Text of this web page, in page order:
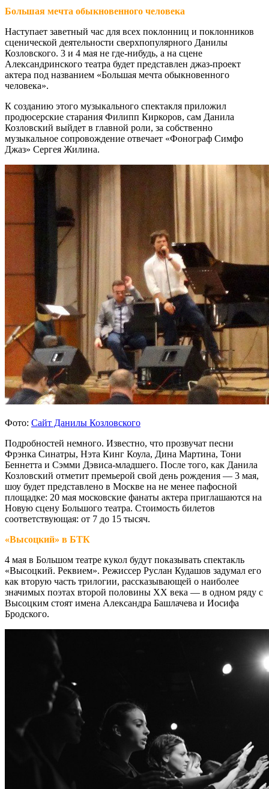
Большая мечта обыкновенного человека
Наступает заветный час для всех поклонниц и поклонников
сценической деятельности сверхпопулярного Данилы
Козловского. 3 и 4 мая не где-нибудь, а на сцене
Александринского театра будет представлен джаз-проект
актера под названием «Большая мечта обыкновенного
человека».
К созданию этого музыкального спектакля приложил
продюсерские старания Филипп Киркоров, сам Данила
Козловский выйдет в главной роли, за собственно
музыкальное сопровождение отвечает «Фонограф Симфо
Джаз» Сергея Жилина.
Фото: Сайт Данилы Козловского
Подробностей немного. Известно, что прозвучат песни
Фрэнка Синатры, Нэта Кинг Коула, Дина Мартина, Тони
Беннетта и Сэмми Дэвиса-младшего. После того, как Данила
Козловский отметит премьерой свой день рождения — 3 мая,
шоу будет представлено в Москве на не менее пафосной
площадке: 20 мая московские фанаты актера приглашаются на
Новую сцену Большого театра. Стоимость билетов
соответствующая: от 7 до 15 тысяч.
«Высоцкий» в БТК
4 мая в Большом театре кукол будут показывать спектакль
«Высоцкий. Реквием». Режиссер Руслан Кудашов задумал его
как вторую часть трилогии, рассказывающей о наиболее
значимых поэтах второй половины XX века — в одном ряду с
Высоцким стоят имена Александра Башлачева и Иосифа
Бродского.